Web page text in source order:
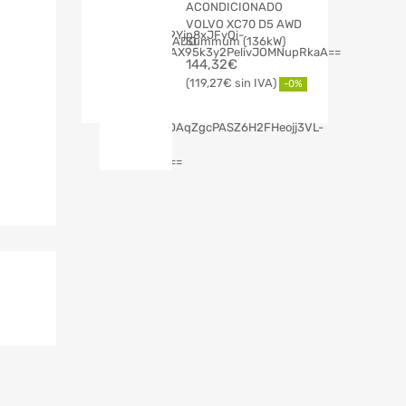
ACONDICIONADO
VOLVO XC70 D5 AWD
Summum (136kW)
144,32€
119,27€ -0%